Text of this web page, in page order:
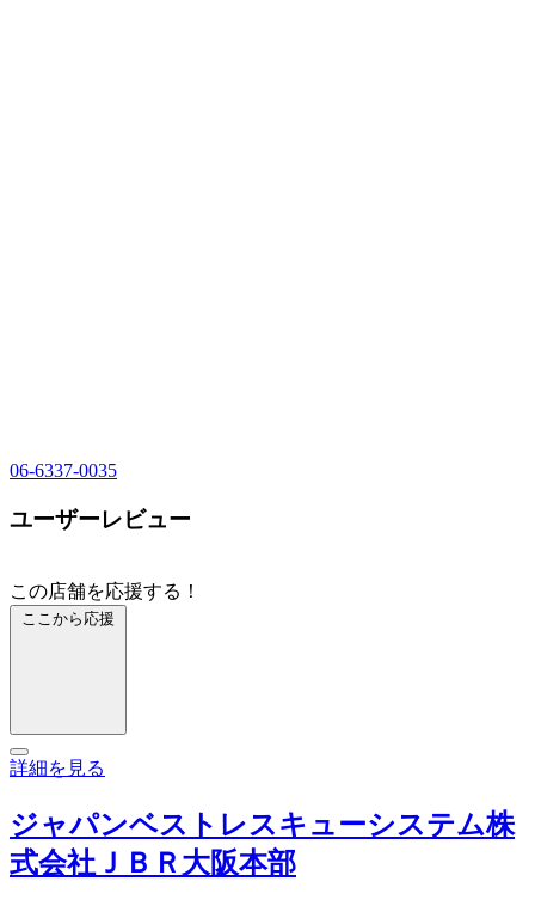
06-6337-0035
ユーザーレビュー
この店舗を応援する！
ここから応援
詳細を見る
ジャパンベストレスキューシステム株
式会社ＪＢＲ大阪本部